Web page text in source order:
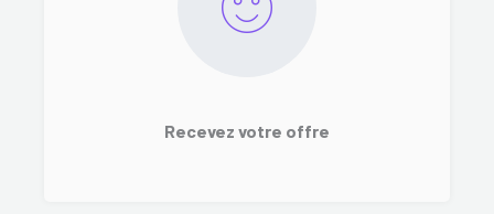
Recevez votre offre